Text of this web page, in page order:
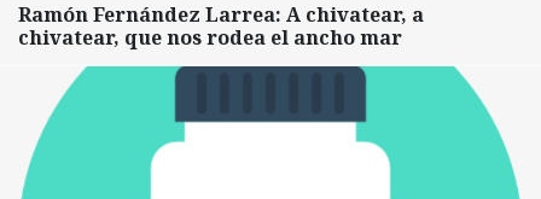
Ramón Fernández Larrea: A chivatear, a
chivatear, que nos rodea el ancho mar